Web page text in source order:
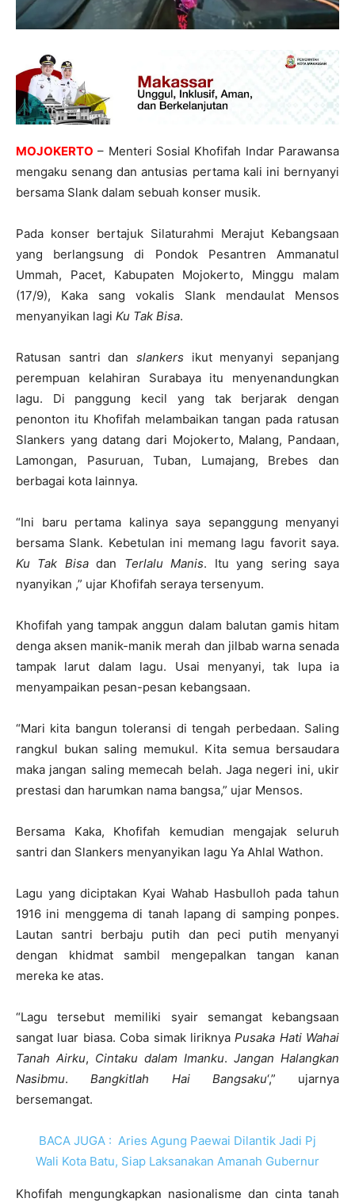
MOJOKERTO – Menteri Sosial Khofifah Indar Parawansa
mengaku senang dan antusias pertama kali ini bernyanyi
bersama Slank dalam sebuah konser musik.
Pada konser bertajuk Silaturahmi Merajut Kebangsaan
yang berlangsung di Pondok Pesantren Ammanatul
Ummah, Pacet, Kabupaten Mojokerto, Minggu malam
(17/9), Kaka sang vokalis Slank mendaulat Mensos
menyanyikan lagi Ku Tak Bisa.
Ratusan santri dan slankers ikut menyanyi sepanjang
perempuan kelahiran Surabaya itu menyenandungkan
lagu. Di panggung kecil yang tak berjarak dengan
penonton itu Khofifah melambaikan tangan pada ratusan
Slankers yang datang dari Mojokerto, Malang, Pandaan,
Lamongan, Pasuruan, Tuban, Lumajang, Brebes dan
berbagai kota lainnya.
“Ini baru pertama kalinya saya sepanggung menyanyi
bersama Slank. Kebetulan ini memang lagu favorit saya.
Ku Tak Bisadan Terlalu Manis. Itu yang sering saya
nyanyikan ,” ujar Khofifah seraya tersenyum.
Khofifah yang tampak anggun dalam balutan gamis hitam
denga aksen manik-manik merah dan jilbab warna senada
tampak larut dalam lagu. Usai menyanyi, tak lupa ia
menyampaikan pesan-pesan kebangsaan.
“Mari kita bangun toleransi di tengah perbedaan. Saling
rangkul bukan saling memukul. Kita semua bersaudara
maka jangan saling memecah belah. Jaga negeri ini, ukir
prestasi dan harumkan nama bangsa,” ujar Mensos.
Bersama Kaka, Khofifah kemudian mengajak seluruh
santri dan Slankers menyanyikan lagu Ya Ahlal Wathon.
Lagu yang diciptakan Kyai Wahab Hasbulloh pada tahun
1916 ini menggema di tanah lapang di samping ponpes.
Lautan santri berbaju putih dan peci putih menyanyi
dengan khidmat sambil mengepalkan tangan kanan
mereka ke atas.
“Lagu tersebut memiliki syair semangat kebangsaan
sangat luar biasa. Coba simak liriknyaPusaka Hati Wahai
Tanah Airku, Cintaku dalam Imanku. Jangan Halangkan
Nasibmu.Bangkitlah Hai Bangsaku‘,” ujarnya
bersemangat.
BACA JUGA : Aries Agung Paewai Dilantik Jadi Pj
Wali Kota Batu, Siap Laksanakan Amanah Gubernur
Khofifah mengungkapkan nasionalisme dan cinta tanah